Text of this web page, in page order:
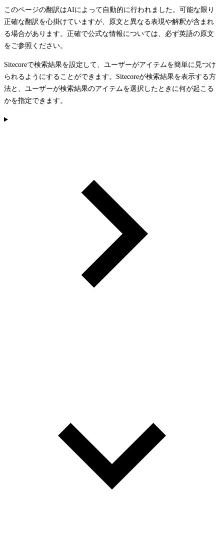
このページの翻訳はAIによって自動的に行われました。可能な限り
正確な翻訳を心掛けていますが、原文と異なる表現や解釈が含まれ
る場合があります。正確で公式な情報については、必ず英語の原文
をご参照ください。
Sitecoreで検索結果を設定して、ユーザーがアイテムを簡単に見つけ
られるようにすることができます。Sitecoreが検索結果を表示する方
法と、ユーザーが検索結果のアイテムを選択したときに何が起こる
かを指定できます。